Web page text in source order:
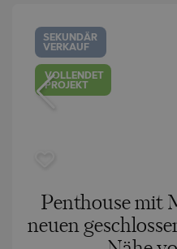
SEKUNDÄR
VERKAUF
VOLLENDET
PROJEKT
Penthouse mit
neuen